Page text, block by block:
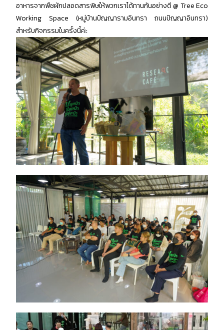
อาหารจากพืชผักปลอดสารพิษให้พวกเราได้ทานกันอย่างดี @ Tree Eco
Working Space (หมู่บ้านปัญญารามอินทรา ถนนปัญญาอินทรา)
สำหรับกิจกรรมในครั้งนี้ค่ะ